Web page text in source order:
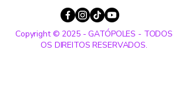
Copyright © 2025 - GATÓPOLES - TODOS
OS DIREITOS RESERVADOS.